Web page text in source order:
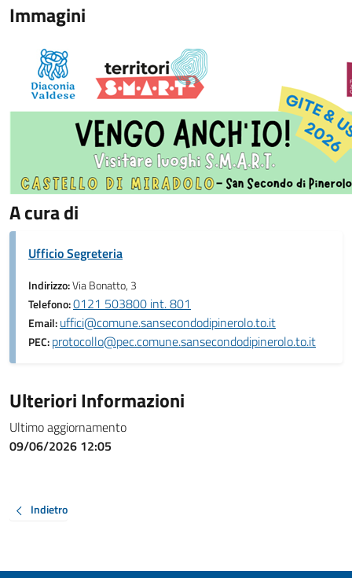
Immagini
A cura di
Ufficio Segreteria
Indirizzo:Via Bonatto, 3
Telefono:0121 503800 int. 801
Email:uffici@comune.sansecondodipinerolo.to.it
PEC:protocollo@pec.comune.sansecondodipinerolo.to.it
Ulteriori Informazioni
Ultimo aggiornamento
09/06/2026 12:05
Indietro